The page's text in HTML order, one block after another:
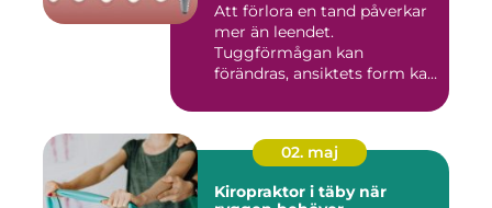
Att förlora en tand påverkar
mer än leendet.
Tuggförmågan kan
förändras, ansiktets form kan
02. maj
Kiropraktor i täby när